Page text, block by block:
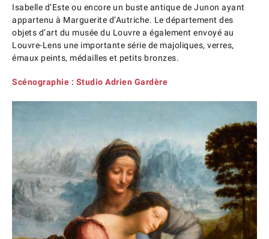
Isabelle d’Este ou encore un buste antique de Junon ayant
appartenu à Marguerite d’Autriche. Le département des
objets d’art du musée du Louvre a également envoyé au
Louvre-Lens une importante série de majoliques, verres,
émaux peints, médailles et petits bronzes.
Scénographie : Studio Adrien Gardère